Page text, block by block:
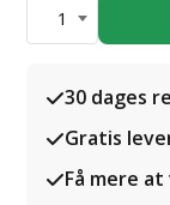
1
30 dages
Gratis
Få mere at